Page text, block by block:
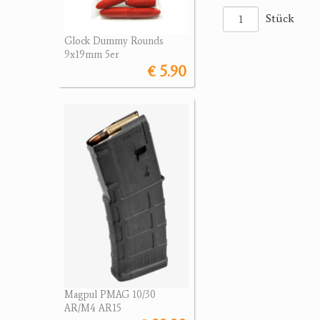
Glock Dummy Rounds
9x19mm 5er
€ 5.90
Magpul PMAG 10/30
AR/M4 AR15
Stück